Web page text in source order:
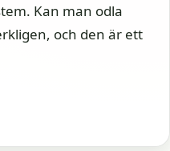
Kan man odla
och den är ett